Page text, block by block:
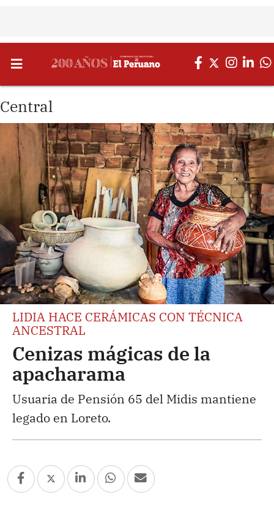
Central
LIDIA HACE CERÁMICAS CON TÉCNICA
ANCESTRAL
Cenizas mágicas de la
apacharama
Usuaria de Pensión 65 del Midis mantiene
legado en Loreto.